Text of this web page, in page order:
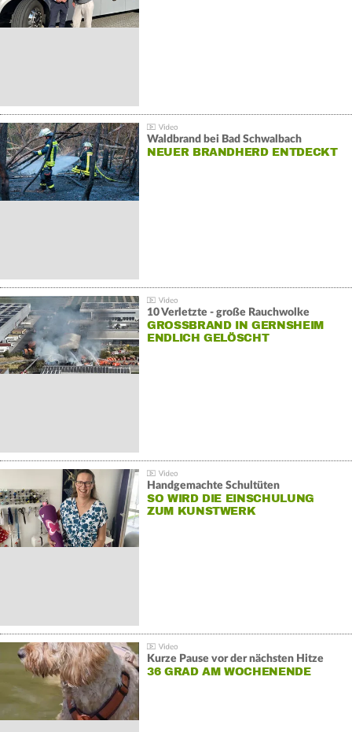
Waldbrand bei Bad Schwalbach
NEUER BRANDHERD ENTDECKT
10 Verletzte - große Rauchwolke
GROSSBRAND IN GERNSHEIM E
NDLICH GELÖSCHT
Handgemachte Schultüten
SO WIRD DIE EINSCHULUNG
ZUM KUNSTWERK
Kurze Pause vor der nächsten Hitze
36 GRAD AM WOCHENENDE